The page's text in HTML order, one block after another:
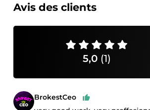
Avis des clients
5,0 (1)
BrokestCeo